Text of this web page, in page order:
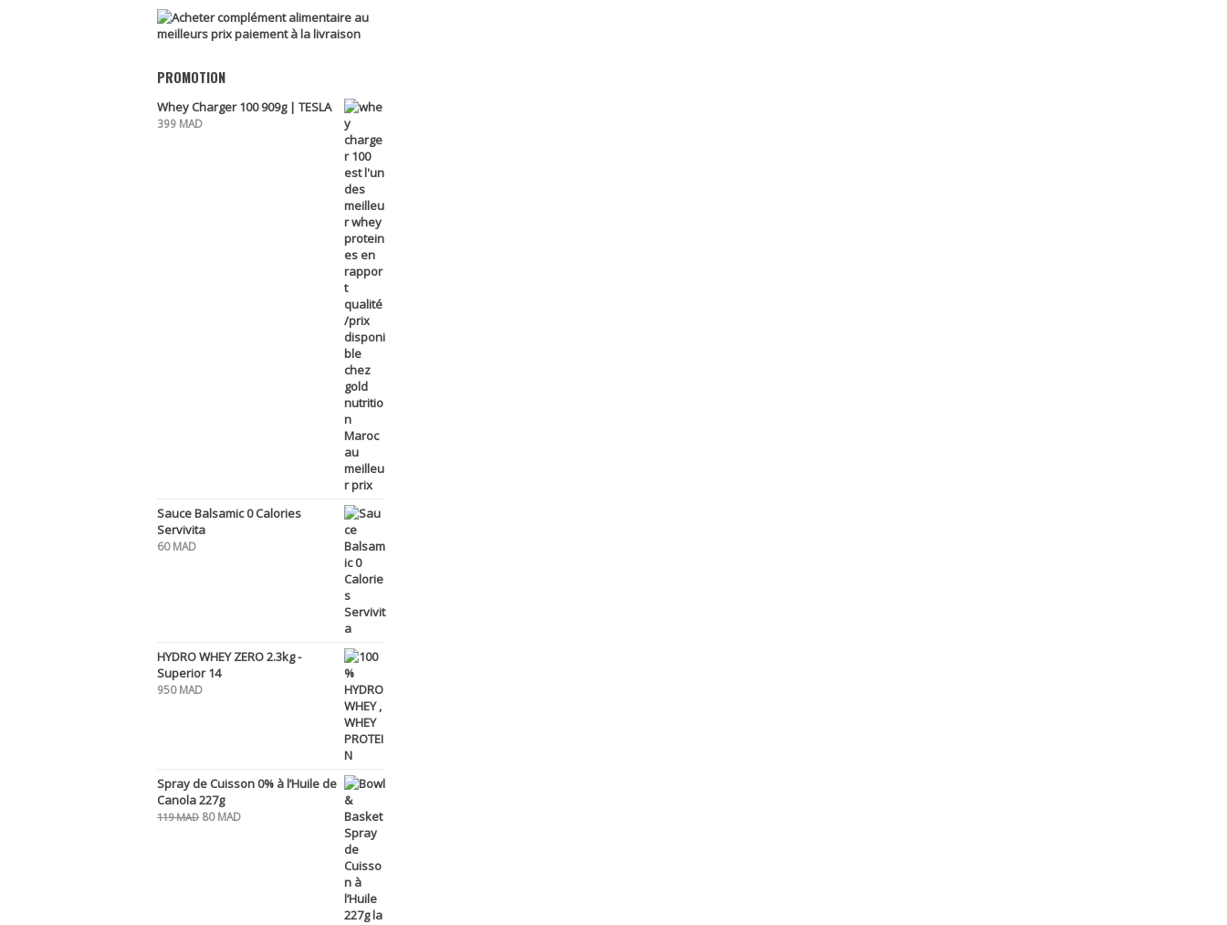
PROMOTION
Whey Charger 100 909g | TESLA
399 MAD
Sauce Balsamic 0 Calories
Servivita
60MAD
HYDRO WHEY ZERO 2.3kg -
Superior 14
950MAD
Spray de Cuisson 0% à l’Huile de
Canola 227g
119MAD Le
80MADLe